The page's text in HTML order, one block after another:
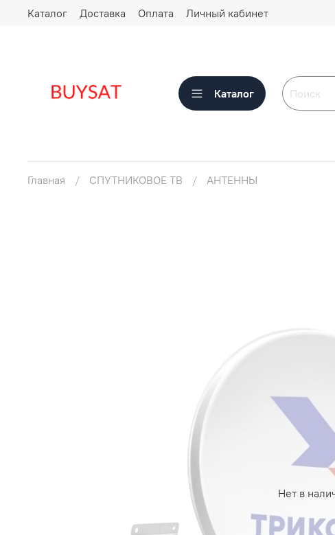
Каталог Доставка Оплата Личный кабинет
Каталог
Главная СПУТНИКОВОЕ ТВ АНТЕННЫ
Нет в